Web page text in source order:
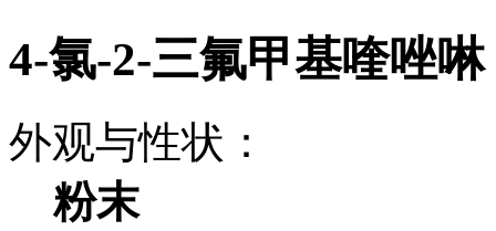
4-氯-2-三氟甲基喹唑
外观与性状：
粉末